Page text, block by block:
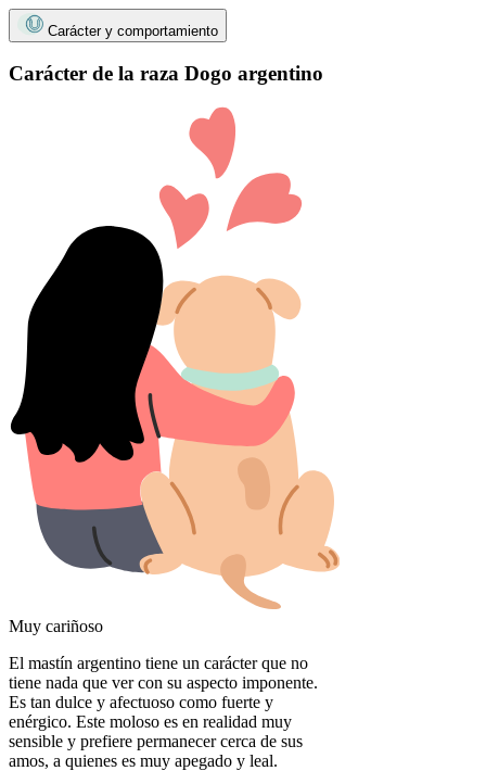
Carácter y comportamiento
Carácter de la raza Dogo argentino
Muy cariñoso
El mastín argentino tiene un carácter que no
tiene nada que ver con su aspecto imponente.
Es tan dulce y afectuoso como fuerte y
enérgico. Este moloso es en realidad muy
sensible y prefiere permanecer cerca de sus
amos, a quienes es muy apegado y leal.